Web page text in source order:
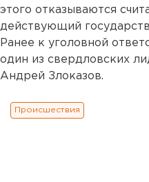
этого отказываются
действующий
Ранее к уголовной
один из свердловских
Андрей Злоказов.
Происшествия